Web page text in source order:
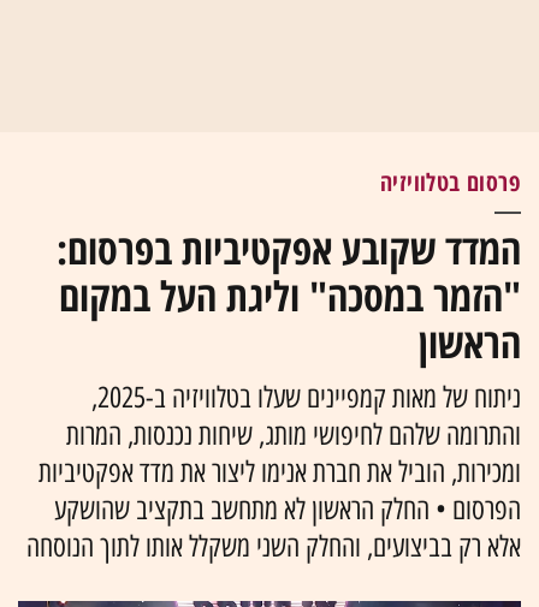
פרסום בטלוויזיה
המדד שקובע אפקטיביות בפרסום:
"הזמר במסכה" וליגת העל במקום
הראשון
ניתוח של מאות קמפיינים שעלו בטלוויזיה ב-2025,
והתרומה שלהם לחיפושי מותג, שיחות נכנסות, המרות
ומכירות, הוביל את חברת אנימו ליצור את מדד אפקטיביות
הפרסום • החלק הראשון לא מתחשב בתקציב שהושקע
אלא רק בביצועים, והחלק השני משקלל אותו לתוך הנוסחה